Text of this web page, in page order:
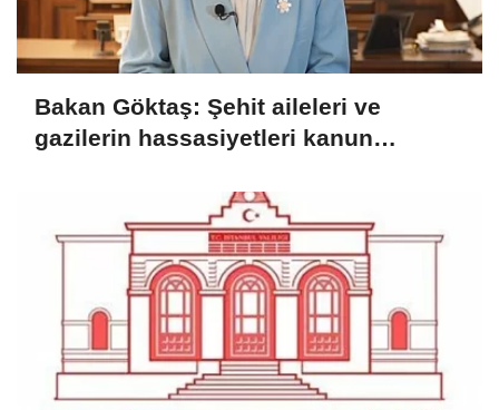
Bakan Göktaş: Şehit aileleri ve
gazilerin hassasiyetleri kanun